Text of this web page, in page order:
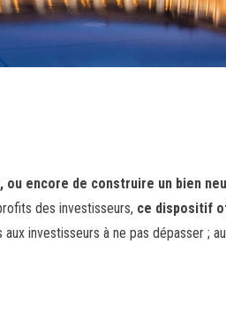
ou encore de construire un bien
des investisseurs, ce dispositif
investisseurs à ne pas dépasser ;